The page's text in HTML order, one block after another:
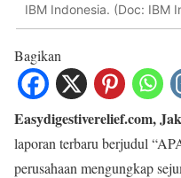
IBM Indonesia. (Doc: IBM
Bagikan
Easydigestiverelief.com,
laporan terbaru berjudul
perusahaan mengungkap